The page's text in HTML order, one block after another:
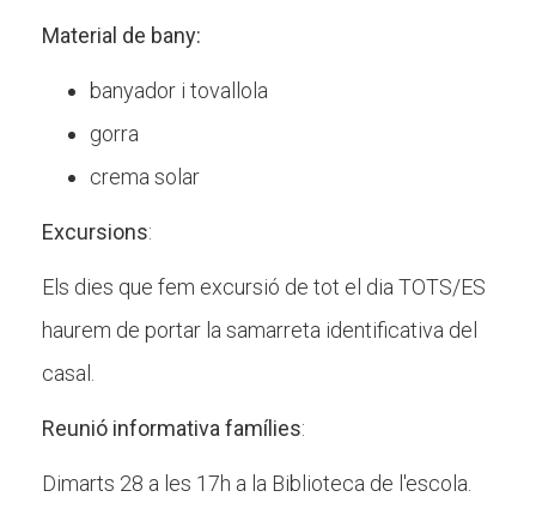
Material de bany:
banyador i tovallola
gorra
crema solar
Excursions:
Els dies que fem excursió de tot el dia TOTS/ES
haurem de portar la samarreta identificativa del
casal.
Reunió informativa famílies:
Dimarts 28 a les 17h a la Biblioteca de l'escola.